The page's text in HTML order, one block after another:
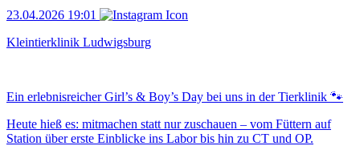
23.04.2026 19:01
Kleintierklinik Ludwigsburg
Ein erlebnisreicher Girl’s & Boy’s Day bei uns in der Tierklinik 🐾
Heute hieß es: mitmachen statt nur zuschauen – vom Füttern auf
Station über erste Einblicke ins Labor bis hin zu CT und OP.